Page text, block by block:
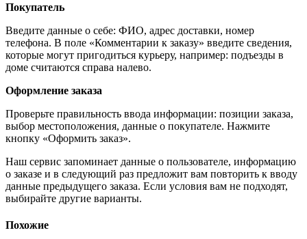
Покупатель
Введите данные о себе: ФИО, адрес доставки, номер
телефона. В поле «Комментарии к заказу» введите сведения,
которые могут пригодиться курьеру, например: подъезды в
доме считаются справа налево.
Оформление заказа
Проверьте правильность ввода информации: позиции заказа,
выбор местоположения, данные о покупателе. Нажмите
кнопку «Оформить заказ».
Наш сервис запоминает данные о пользователе, информацию
о заказе и в следующий раз предложит вам повторить к вводу
данные предыдущего заказа. Если условия вам не подходят,
выбирайте другие варианты.
Похожие